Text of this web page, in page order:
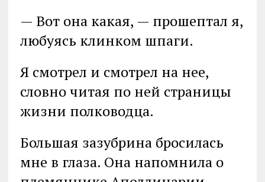
— Вот она какая, — прошептал я,
любуясь клинком шпаги.
Я смотрел и смотрел на нее,
словно читая по ней страницы
жизни полководца.
Большая зазубрина бросилась
мне в глаза. Она напомнила о